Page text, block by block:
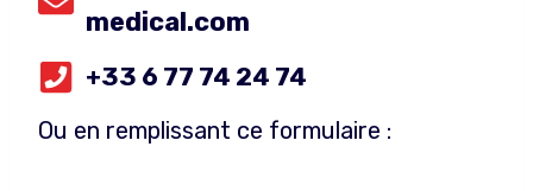
medical.com
+33 6 77 74 24 74
Ou en remplissant ce formulaire :